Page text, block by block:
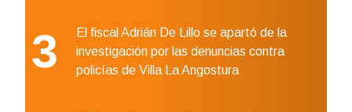
3
El fiscal Adrián De Lillo se apartó de la
investigación por las denuncias contra
policías de Villa La Angostura